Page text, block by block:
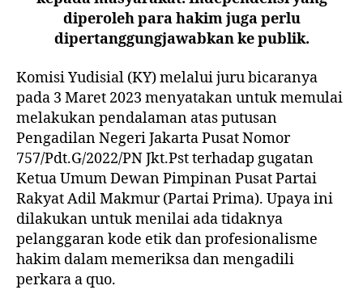
diperoleh para hakim juga perlu
dipertanggungjawabkan ke publik.
Komisi Yudisial (KY) melalui juru bicaranya
pada 3 Maret 2023 menyatakan untuk memulai
melakukan pendalaman atas putusan
Pengadilan Negeri Jakarta Pusat Nomor
757/Pdt.G/2022/PN Jkt.Pst terhadap gugatan
Ketua Umum Dewan Pimpinan Pusat Partai
Rakyat Adil Makmur (Partai Prima). Upaya ini
dilakukan untuk menilai ada tidaknya
pelanggaran kode etik dan profesionalisme
hakim dalam memeriksa dan mengadili
perkara a quo.